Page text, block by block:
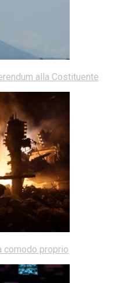
alla Costituente
comodo proprio